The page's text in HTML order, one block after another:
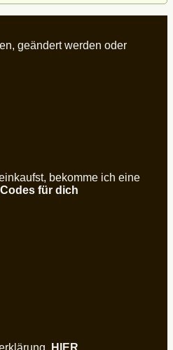
geändert werden oder
bekomme ich eine
für dich